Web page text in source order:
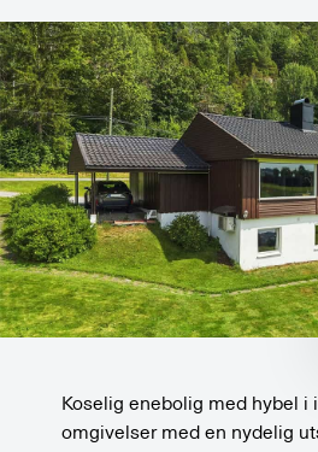
Koselig enebolig med hybel i
omgivelser med en nydelig